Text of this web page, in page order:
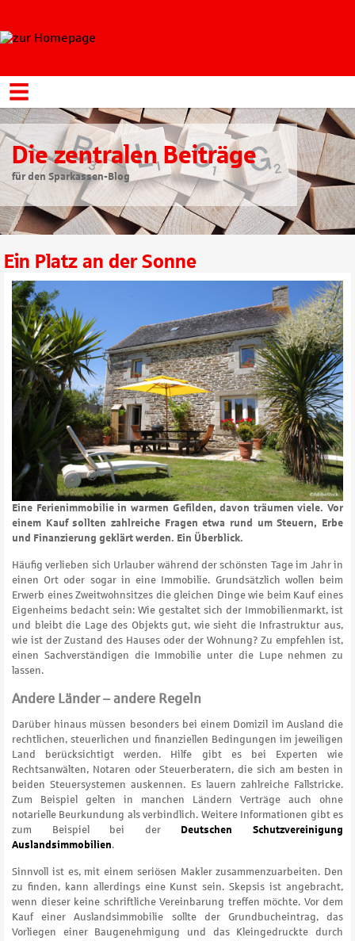
Die zentralen Beiträge
für den Sparkassen-Blog
Ein Platz an der Sonne
Eine Ferienimmobilie in warmen Gefilden, davon träumen viele. Vor
einem Kauf sollten zahlreiche Fragen etwa rund um Steuern, Erbe
und Finanzierung geklärt werden. Ein Überblick.
Häufig verlieben sich Urlauber während der schönsten Tage im Jahr in
einen Ort oder sogar in eine Immobilie. Grundsätzlich wollen beim
Erwerb eines Zweitwohnsitzes die gleichen Dinge wie beim Kauf eines
Eigenheims bedacht sein: Wie gestaltet sich der Immobilienmarkt, ist
und bleibt die Lage des Objekts gut, wie sieht die Infrastruktur aus,
wie ist der Zustand des Hauses oder der Wohnung? Zu empfehlen ist,
einen Sachverständigen die Immobilie unter die Lupe nehmen zu
lassen.
Andere Länder – andere Regeln
Darüber hinaus müssen besonders bei einem Domizil im Ausland die
rechtlichen, steuerlichen und finanziellen Bedingungen im jeweiligen
Land berücksichtigt werden. Hilfe gibt es bei Experten wie
Rechtsanwälten, Notaren oder Steuerberatern, die sich am besten in
beiden Steuersystemen auskennen. Es lauern zahlreiche Fallstricke.
Zum Beispiel gelten in manchen Ländern Verträge auch ohne
notarielle Beurkundung als verbindlich. Weitere Informationen gibt es
zum Beispiel bei der
Deutschen Schutzvereinigung
Auslandsimmobilien.
Sinnvoll ist es, mit einem seriösen Makler zusammenzuarbeiten. Den
zu finden, kann allerdings eine Kunst sein. Skepsis ist angebracht,
wenn dieser keine schriftliche Vereinbarung treffen möchte. Vor dem
Kauf einer Auslandsimmobilie sollte der Grundbucheintrag, das
Vorliegen einer Baugenehmigung und das Kleingedruckte durch